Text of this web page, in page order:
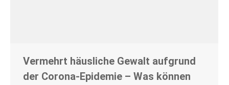
Vermehrt häusliche Gewalt aufgrund
der Corona-Epidemie – Was können